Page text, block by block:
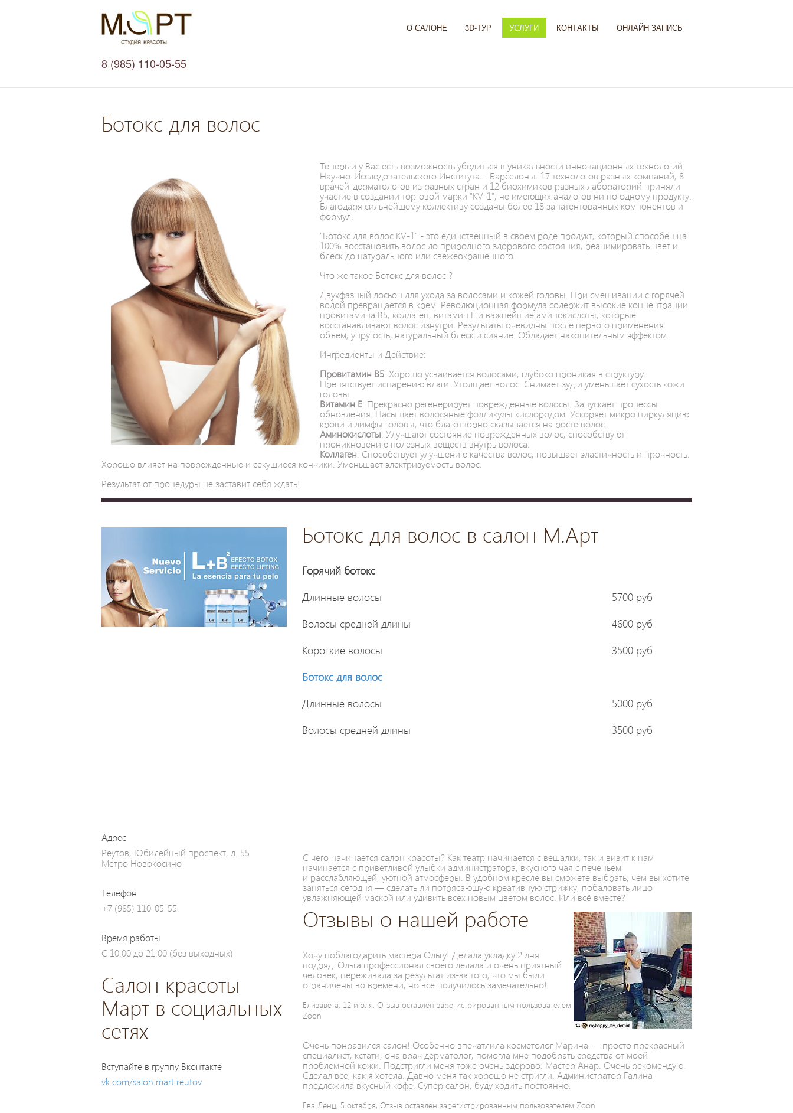
8 (985) 110-05-55
О САЛОНЕ 3D-ТУР УСЛУГИ КОНТАКТЫ ОНЛАЙН ЗАПИСЬ
Ботокс для волос
Теперь и у Вас есть возможность убедиться в уникальности инновационных технологий
Научно-Исследовательского Института г. Барселоны. 17 технологов разных компаний, 8
врачей-дерматологов из разных стран и 12 биохимиков разных лабораторий приняли
участие в создании торговой марки "KV-1", не имеющих аналогов ни по одному продукту.
Благодаря сильнейшему коллективу созданы более 18 запатентованных компонентов и
формул.
"Ботокс для волос KV-1" - это единственный в своем роде продукт, который способен на
100% восстановить волос до природного здорового состояния, реанимировать цвет и
блеск до натурального или свежеокрашенного.
Что же такое Ботокс для волос ?
Двухфазный лосьон для ухода за волосами и кожей головы. При смешивании с горячей
водой превращается в крем. Революционная формула содержит высокие концентрации
провитамина В5, коллаген, витамин Е и важнейшие аминокислоты, которые
восстанавливают волос изнутри. Результаты очевидны после первого применения:
объем, упругость, натуральный блеск и сияние. Обладает накопительным эффектом.
Ингредиенты и Действие:
Провитамин В5: Хорошо усваивается волосами, глубоко проникая в структуру.
Препятствует испарению влаги. Утолщает волос. Снимает зуд и уменьшает сухость кожи
головы.
Витамин Е: Прекрасно регенерирует поврежденные волосы. Запускает процессы
обновления. Насыщает волосяные фолликулы кислородом. Ускоряет микро циркуляцию
крови и лимфы головы, что благотворно сказывается на росте волос.
Аминокислоты: Улучшают состояние поврежденных волос, способствуют
проникновению полезных веществ внутрь волоса.
Коллаген: Способствует улучшению качества волос, повышает эластичность и прочность.
Хорошо влияет на поврежденные и секущиеся кончики. Уменьшает электризуемость волос.
Результат от процедуры не заставит себя ждать!
Ботокс для волос в салон М.Арт
Горячий ботокс
Длинные волосы
5700 руб
Волосы средней длины
4600 руб
Короткие волосы
3500 руб
Ботокс для волос
Длинные волосы
5000 руб
Волосы средней длины
3500 руб
Адрес
Реутов, Юбилейный проспект, д. 55
Метро Новокосино
Телефон
+7 (985) 110-05-55
Время работы
С 10:00 до 21:00 (без выходных)
Салон красоты
Март в социальных
сетях
Вступайте в группу Вконтакте
vk.com/salon.mart.reutov
С чего начинается салон красоты? Как театр начинается с вешалки, так и визит к нам
начинается с приветливой улыбки администратора, вкусного чая с печеньем
и расслабляющей, уютной атмосферы. В удобном кресле вы сможете выбрать, чем вы хотите
заняться сегодня — сделать ли потрясающую креативную стрижку, побаловать лицо
увлажняющей маской или удивить всех новым цветом волос. Или всё вместе?
Отзывы о нашей работе
Хочу поблагодарить мастера Ольгу! Делала укладку 2 дня
подряд. Ольга профессионал своего делала и очень приятный
человек, переживала за результат из-за того, что мы были
ограничены во времени, но все получилось замечательно!
Елизавета, 12 июля, Отзыв оставлен зарегистрированным пользователем
Zoon
Очень понравился салон! Особенно впечатлила косметолог Марина — просто прекрасный
специалист, кстати, она врач дерматолог, помогла мне подобрать средства от моей
проблемной кожи. Подстригли меня тоже очень здорово. Мастер Анар. Очень рекомендую.
Сделал все, как я хотела. Давно меня так хорошо не стригли. Администратор Галина
предложила вкусный кофе. Супер салон, буду ходить постоянно.
Ева Ленц, 5 октября, Отзыв оставлен зарегистрированным пользователем Zoon